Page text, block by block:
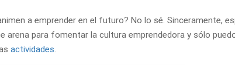
a emprender en el futuro? No lo sé. Sinceramente,
arena para fomentar la cultura emprendedora y sólo
actividades.